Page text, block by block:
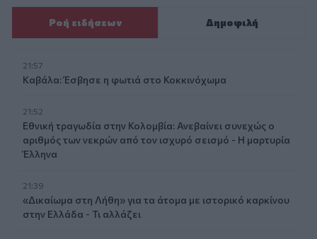
Ροή ειδήσεων Δημοφιλή
21:57
Καβάλα: Έσβησε η φωτιά στο Κοκκινόχωμα
21:52
Εθνική τραγωδία στην Κολομβία: Ανεβαίνει συνεχώς ο
αριθμός των νεκρών από τον ισχυρό σεισμό - Η μαρτυρία
Έλληνα
21:39
«Δικαίωμα στη Λήθη» για τα άτομα με ιστορικό καρκίνου
στην Ελλάδα - Τι αλλάζει